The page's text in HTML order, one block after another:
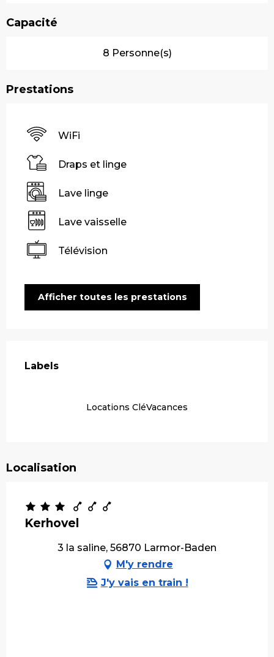
Capacité
8 Personne(s)
Prestations
WiFi
Draps et linge
Lave linge
Lave vaisselle
Télévision
Afficher toutes les prestations
Labels
Labels
Locations CléVacances
Localisation
Kerhovel
3 la saline, 56870 Larmor-Baden
M'y rendre
J'y vais en train !